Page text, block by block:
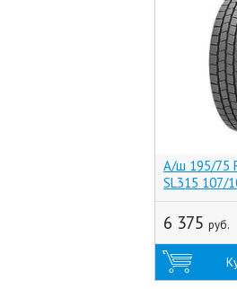
А/ш 195/75
SL315 107/
6 375 руб.